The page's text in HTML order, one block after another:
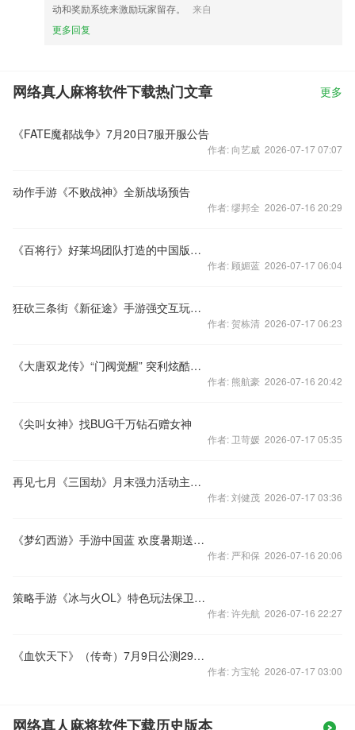
动和奖励系统来激励玩家留存。
来自
更多回复
网络真人麻将软件下载热门文章 更多
《FATE魔都战争》7月20日7服开服公告
作者: 向艺威 2026-07-17 07:07
动作手游《不败战神》全新战场预告
作者: 缪邦全 2026-07-16 20:29
《百将行》好莱坞团队打造的中国版哥斯拉来了!
作者: 顾媚蓝 2026-07-17 06:04
狂砍三条街《新征途》手游强交互玩法全解读
作者: 贺栋清 2026-07-17 06:23
《大唐双龙传》“门阀觉醒” 突利炫酷技能视频
作者: 熊航豪 2026-07-16 20:42
《尖叫女神》找BUG千万钻石赠女神
作者: 卫苛媛 2026-07-17 05:35
再见七月《三国劫》月末强力活动主公不来一发么
作者: 刘健茂 2026-07-17 03:36
《梦幻西游》手游中国蓝 欢度暑期送清凉
作者: 严和保 2026-07-16 20:06
策略手游《冰与火OL》特色玩法保卫智者视频
作者: 许先航 2026-07-16 22:27
《血饮天下》（传奇）7月9日公测29区开启
作者: 方宝轮 2026-07-17 03:00
网络真人麻将软件下载历史版本